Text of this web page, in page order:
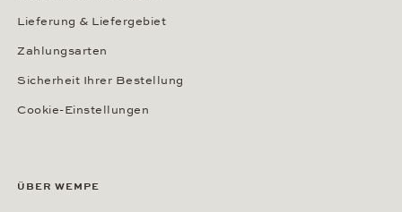
Lieferung & Liefergebiet
Zahlungsarten
Sicherheit Ihrer Bestellung
Cookie-Einstellungen
ÜBER WEMPE